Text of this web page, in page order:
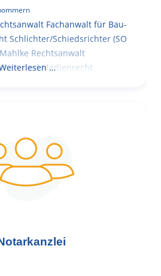
Fachanwalt für Bau-
Schlichter/Schiedsrichter (SO
Rechtsanwalt
und Medienrecht
…